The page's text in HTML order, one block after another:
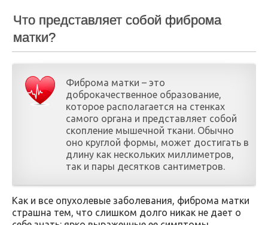
Что представляет собой фиброма
матки?
Фиброма матки – это
доброкачественное образование,
которое располагается на стенках
самого органа и представляет собой
скопление мышечной ткани. Обычно
оно круглой формы, может достигать в
длину как нескольких миллиметров,
так и пары десятков сантиметров.
Как и все опухолевые заболевания, фиброма матки
страшна тем, что слишком долго никак не дает о